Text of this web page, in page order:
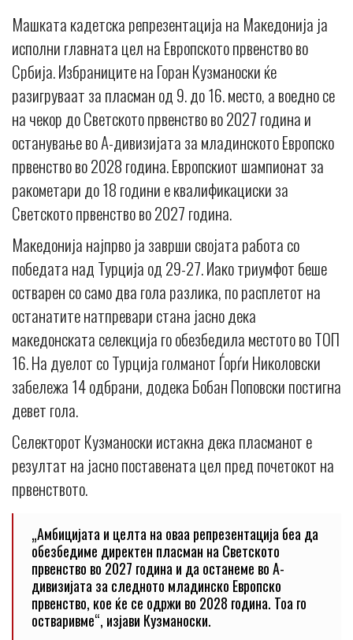
Машката кадетска репрезентација на Македонија ја
исполни главната цел на Европското првенство во
Србија. Избраниците на Горан Кузманоски ќе
разигруваат за пласман од 9. до 16. место, а воедно се
на чекор до Светското првенство во 2027 година и
останување во А-дивизијата за младинското Европско
првенство во 2028 година. Европскиот шампионат за
ракометари до 18 години е квалификациски за
Светското првенство во 2027 година.
Македонија најпрво ја заврши својата работа со
победата над Турција од 29-27. Иако триумфот беше
остварен со само два гола разлика, по расплетот на
останатите натпревари стана јасно дека
македонската селекција го обезбедила местото во ТОП
16. На дуелот со Турција голманот Ѓорѓи Николовски
забележа 14 одбрани, додека Бобан Поповски постигна
девет гола.
Селекторот Кузманоски истакна дека пласманот е
резултат на јасно поставената цел пред почетокот на
првенството.
„Амбицијата и целта на оваа репрезентација беа да
обезбедиме директен пласман на Светското
првенство во 2027 година и да останеме во А-
дивизијата за следното младинско Европско
првенство, кое ќе се одржи во 2028 година. Тоа го
остваривме“, изјави Кузманоски.